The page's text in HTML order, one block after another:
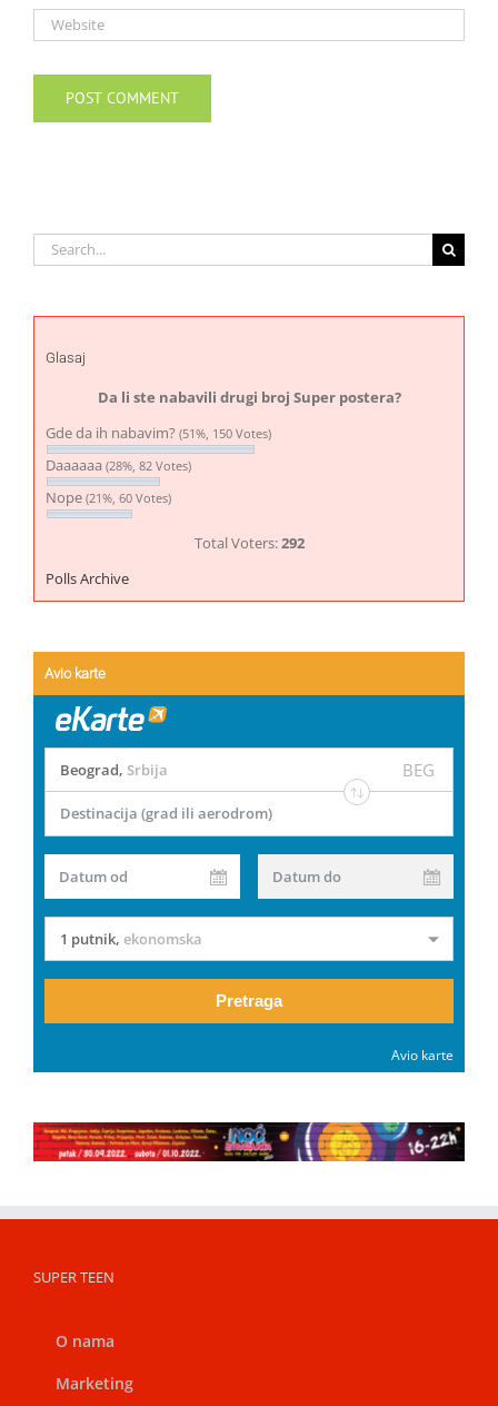
Search
for:
Glasaj
Da li ste nabavili drugi broj Super postera?
Gde da ih nabavim? (51%, 150 Votes)
Daaaaaa (28%, 82 Votes)
Nope (21%, 60 Votes)
Total Voters:292
Polls Archive
Avio karte
Beograd, Srbija BEG
Destinacija (grad ili aerodrom)
Datum od Datum do
1 putnik, ekonomska
Pretraga
Avio karte
SUPER TEEN
O nama
Marketing